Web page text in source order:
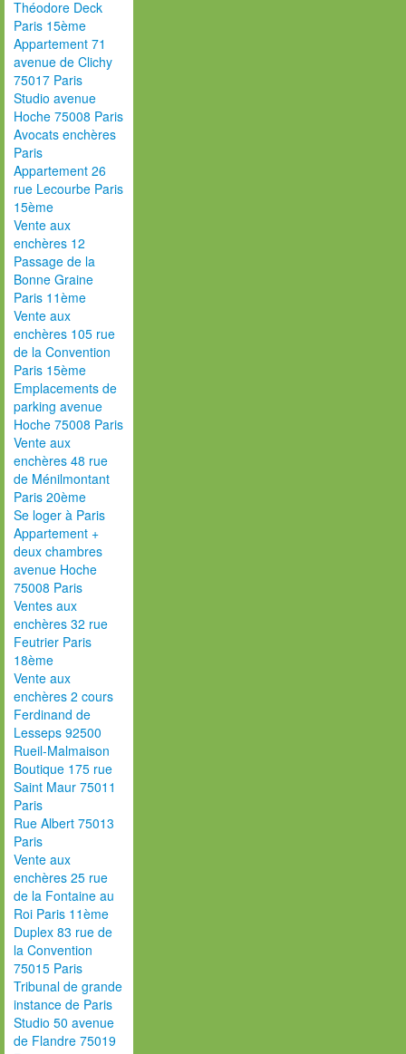
Théodore Deck
Paris 15ème
Appartement 71
avenue de Clichy
75017 Paris
Studio avenue
Hoche 75008 Paris
Avocats enchères
Paris
Appartement 26
rue Lecourbe Paris
15ème
Vente aux
enchères 12
Passage de la
Bonne Graine
Paris 11ème
Vente aux
enchères 105 rue
de la Convention
Paris 15ème
Emplacements de
parking avenue
Hoche 75008 Paris
Vente aux
enchères 48 rue
de Ménilmontant
Paris 20ème
Se loger à Paris
Appartement +
deux chambres
avenue Hoche
75008 Paris
Ventes aux
enchères 32 rue
Feutrier Paris
18ème
Vente aux
enchères 2 cours
Ferdinand de
Lesseps 92500
Rueil-Malmaison
Boutique 175 rue
Saint Maur 75011
Paris
Rue Albert 75013
Paris
Vente aux
enchères 25 rue
de la Fontaine au
Roi Paris 11ème
Duplex 83 rue de
la Convention
75015 Paris
Tribunal de grande
instance de Paris
Studio 50 avenue
de Flandre 75019